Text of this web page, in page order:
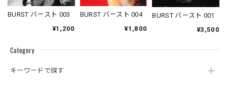
Category
キーワードで探す
BURST バースト 003
¥1,200
BURST バースト 004
¥1,800
BURST バースト 001
¥3,500